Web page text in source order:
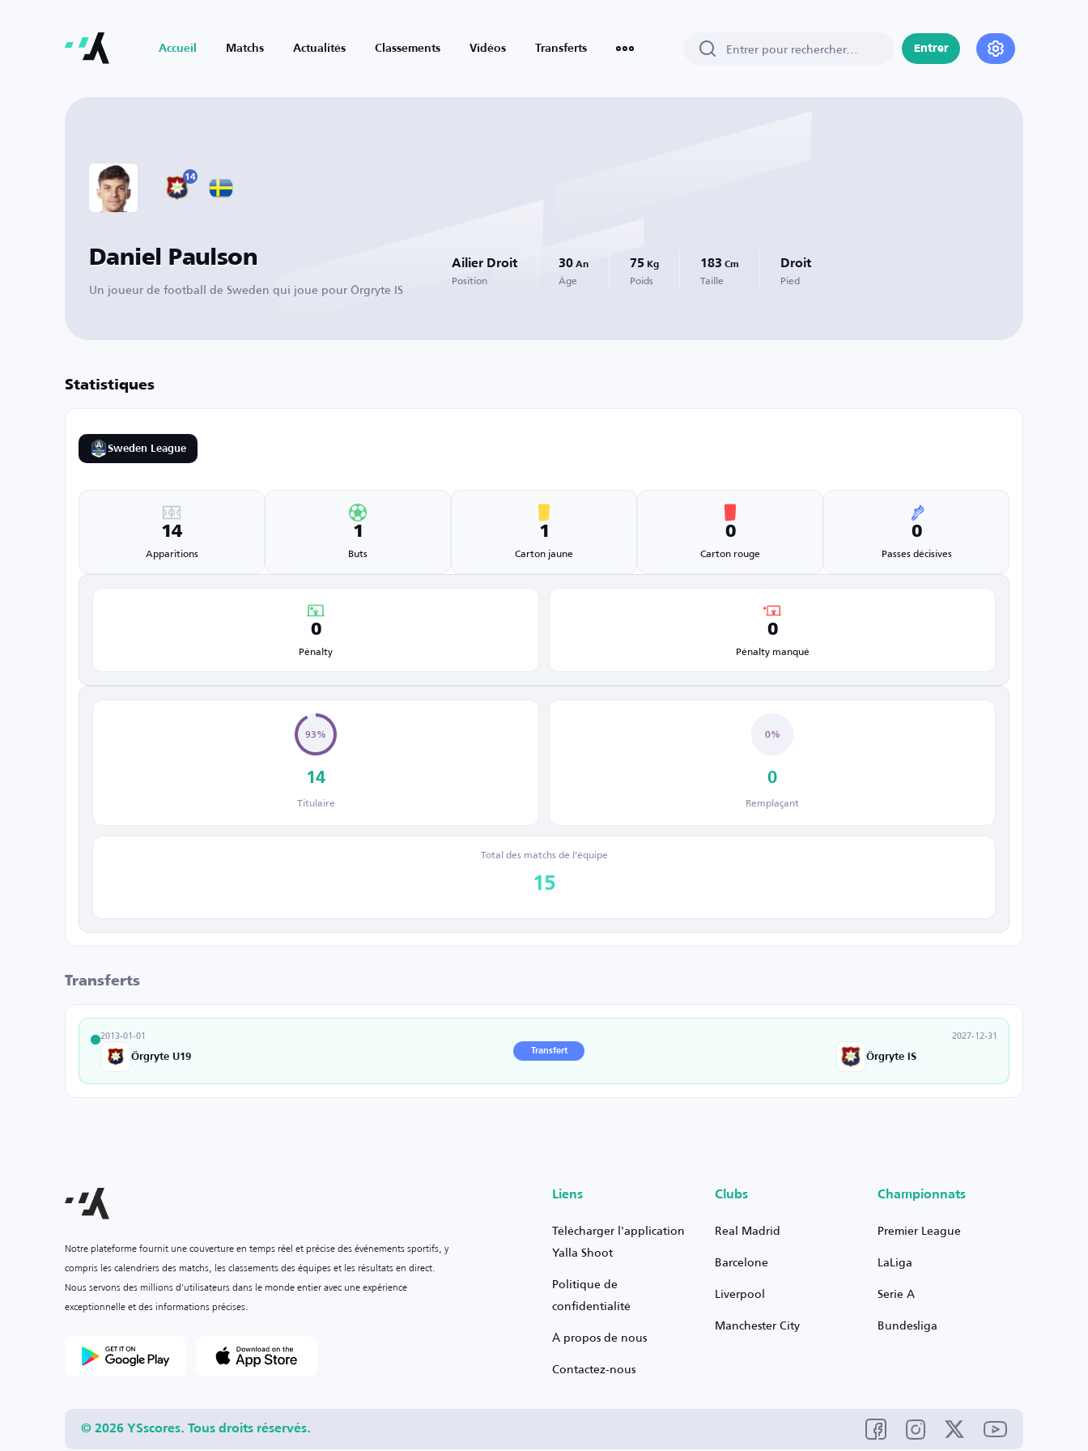
Accueil Matchs Actualités Classements Vidéos Transferts Entrer
14
Daniel Paulson
Un joueur de football de Sweden qui joue pour Örgryte IS
Ailier Droit
Position
30 An
Âge
75 Kg
Poids
183 Cm
Taille
Droit
Pied
Statistiques
Sweden League
14
Apparitions
1
Buts
1
Carton jaune
0
Carton rouge
0
Passes décisives
0
Pénalty
0
Pénalty manqué
93%
14
Titulaire
0%
0
Remplaçant
Total des matchs de l’équipe
15
Transferts
2013-01-01
Örgryte U19
Transfert
2027-12-31
Örgryte IS
Notre plateforme fournit une couverture en temps réel et précise des événements sportifs, y
compris les calendriers des matchs, les classements des équipes et les résultats en direct.
Nous servons des millions d'utilisateurs dans le monde entier avec une expérience
exceptionnelle et des informations précises.
Liens
Télécharger l'application
Yalla Shoot
Politique de
confidentialité
À propos de nous
Contactez-nous
Clubs
Real Madrid
Barcelone
Liverpool
Manchester City
Championnats
Premier League
LaLiga
Serie A
Bundesliga
© 2026 YSscores. Tous droits réservés.